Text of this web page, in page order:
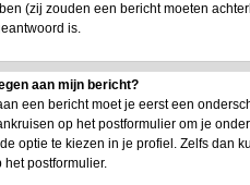
(zij zouden een bericht moeten
is.
aan mijn bericht?
een bericht moet je eerst een
op het postformulier om je
optie te kiezen in je profiel. Zelfs dan
het postformulier.